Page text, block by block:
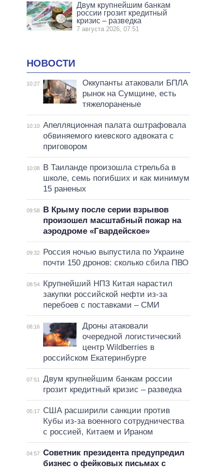
Двум крупнейшим банкам
россии грозит кредитный
кризис – разведка
7 августа 2026, 07:51
НОВОСТИ
10:27
Оккупанты атаковали БПЛА
рынок на Сумщине, есть
тяжелораненые
10:10 Апелляционная палата оштрафовала
обвиняемого киевского адвоката с
приговором
10:08
В Таиланде произошла стрельба в
школе, семь погибших и как минимум
15 раненых
09:58
В Крыму после серии взрывов
произошел масштабный пожар на
аэродроме «Гвардейское»
09:32
Россия ночью выпустила по Украине
почти 150 дронов: сколько сбила ПВО
08:54
Крупнейший НПЗ Китая нарастил
закупки российской нефти из-за
перебоев с поставками – СМИ
08:16
Дроны атаковали
очередной логистический
центр Wildberries в
российском Екатеринбурге
07:51
Двум крупнейшим банкам россии
грозит кредитный кризис – разведка
05:17
США расширили санкции против
Кубы из-за военного сотрудничества
с россией, Китаем и Ираном
04:57 Советник президента предупредил
бизнес о фейковых письмах с